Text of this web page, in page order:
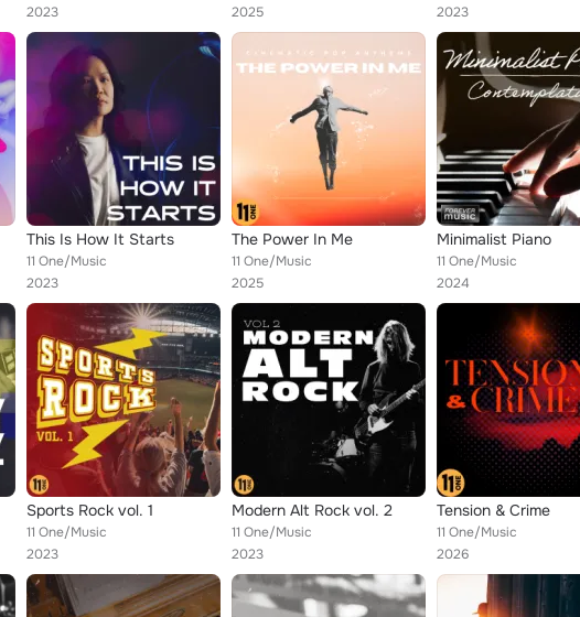
2023
2025
2023
This Is How It Starts
11 One/Music
2023
The Power In Me
11 One/Music
2025
Minimalist Piano
11 One/Music
2024
Sports Rock vol. 1
11 One/Music
2023
Modern Alt Rock vol. 2
11 One/Music
2023
Tension & Crime
11 One/Music
2026